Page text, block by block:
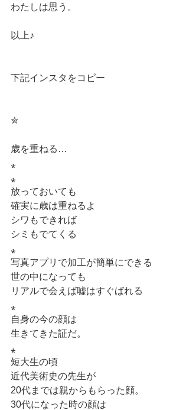
わたしは思う。
以上♪
下記インスタをコピー
✮
歳を重ねる…
⁎
⁎
放っておいても
確実に歳は重ねるよ
シワもできれば
シミもでてくる
⁎
写真アプリで加工が簡単にできる
世の中になっても
リアルで会えば嘘はすぐばれる
⁎
自身の今の顔は
生きてきた証だ。
⁎
短大生の頃
近代美術史の先生が
20代までは親からもらった顔。
30代になった時の顔は